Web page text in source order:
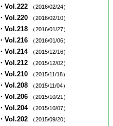
・Vol.222 （2016/02/24）
・Vol.220 （2016/02/10）
・Vol.218 （2016/01/27）
・Vol.216 （2016/01/06）
・Vol.214 （2015/12/16）
・Vol.212 （2015/12/02）
・Vol.210 （2015/11/18）
・Vol.208 （2015/11/04）
・Vol.206 （2015/10/21）
・Vol.204 （2015/10/07）
・Vol.202 （2015/09/20）